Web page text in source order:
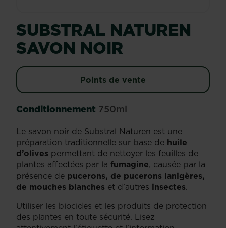
SUBSTRAL NATUREN
SAVON NOIR
Points de vente
Conditionnement 750ml
Le savon noir de Substral Naturen est une
préparation traditionnelle sur base de huile
d’olives permettant de nettoyer les feuilles de
plantes affectées par la fumagine, causée par la
présence de pucerons, de pucerons lanigères,
de mouches blanches et d’autres insectes.
Utiliser les biocides et les produits de protection
des plantes en toute sécurité. Lisez